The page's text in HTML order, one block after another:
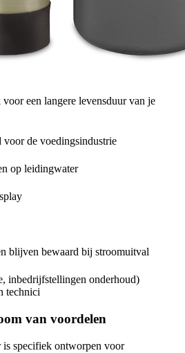
een langere levensduur van je
de voedingsindustrie
op leidingwater
blijven bewaard bij stroomuitval
inbedrijfstellingen onderhoud)
technici
van voordelen
specifiek ontworpen voor